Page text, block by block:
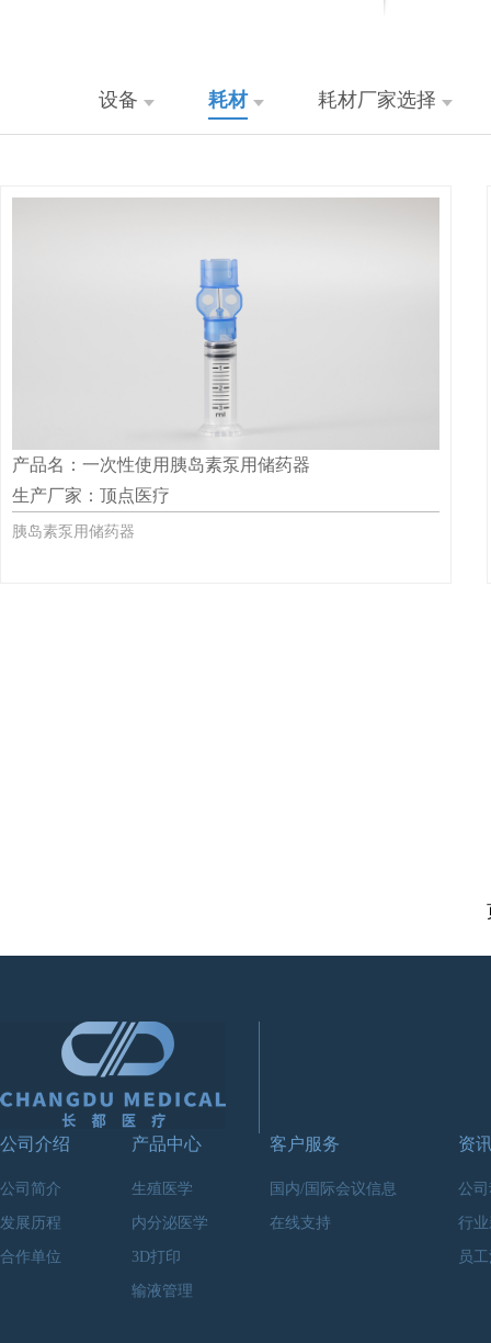
设备 耗材 耗材厂家选择
产品名：一次性使用胰岛素泵用储药器
生产厂家：顶点医疗
胰岛素泵用储药器
公司介绍
公司简介
发展历程
合作单位
产品中心
生殖医学
内分泌医学
3D打印
输液管理
客户服务
国内/国际会议信息
在线支持
资
公
行
员